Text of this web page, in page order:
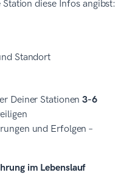
diese Infos angibst:
Standort
Deiner Stationen3-6
und Erfolgen –
im Lebenslauf